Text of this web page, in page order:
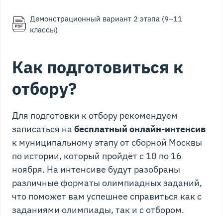
Демонстрационный вариант 2 этапа (9–11
классы)
Как подготовиться к
отбору?
Для подготовки к отбору рекомендуем
записаться на бесплатный онлайн-интенсив
к муниципальному этапу от сборной Москвы
по истории, который пройдёт с 10 по 16
ноября. На интенсиве будут разобраны
различные форматы олимпиадных заданий,
что поможет вам успешнее справиться как с
заданиями олимпиады, так и с отбором.